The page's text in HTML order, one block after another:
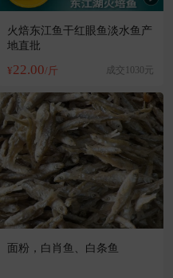
火焙东江鱼干红眼鱼淡水鱼产
地直批
¥22.00/斤 成交1030元
面粉，白肖鱼、白条鱼